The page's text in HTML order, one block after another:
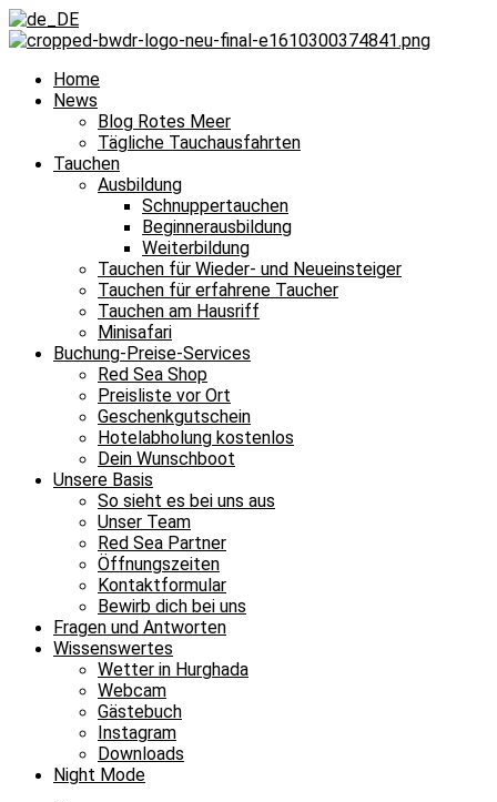
Home
News
Blog Rotes Meer
Tägliche Tauchausfahrten
Tauchen
Ausbildung
Schnuppertauchen
Beginnerausbildung
Weiterbildung
Tauchen für Wieder- und Neueinsteiger
Tauchen für erfahrene Taucher
Tauchen am Hausriff
Minisafari
Buchung-Preise-Services
Red Sea Shop
Preisliste vor Ort
Geschenkgutschein
Hotelabholung kostenlos
Dein Wunschboot
Unsere Basis
So sieht es bei uns aus
Unser Team
Red Sea Partner
Öffnungszeiten
Kontaktformular
Bewirb dich bei uns
Fragen und Antworten
Wissenswertes
Wetter in Hurghada
Webcam
Gästebuch
Instagram
Downloads
Night Mode